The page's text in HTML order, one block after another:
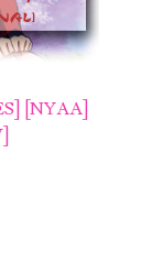
[NYAA]